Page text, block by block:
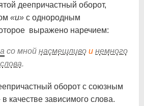
деепричастный оборот,
«и» с однородным
выражено наречием:
со мной насмешливо и немного
слова.
оборот с союзным
в качестве зависимого слова.